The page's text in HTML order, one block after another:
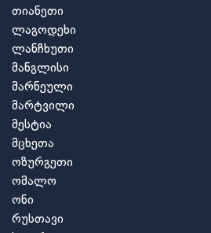
თიანეთი
ლაგოდეხი
ლანჩხუთი
მანგლისი
მარნეული
მარტვილი
მესტია
მცხეთა
ოზურგეთი
ომალო
ონი
რუსთავი